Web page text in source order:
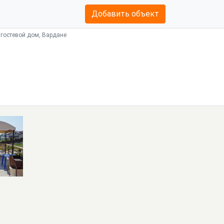
Добавить объект
дом, Вардане